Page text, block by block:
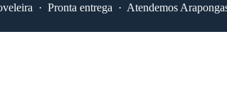
· Pronta entrega · Atendemos